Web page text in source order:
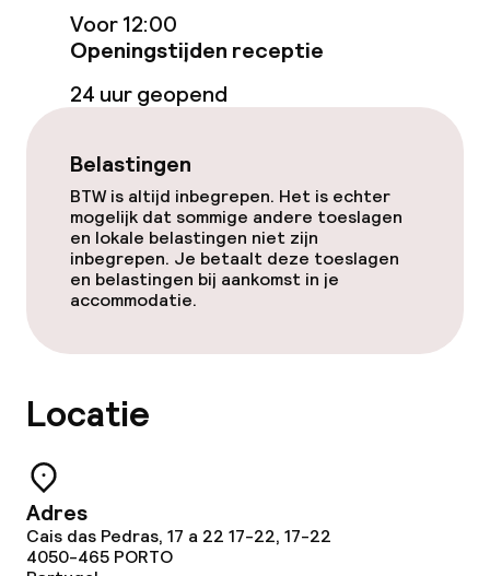
Ontbijtbuffet
Roomservice
Dieetopties
Glutenvrije opties
Schoonmaakvoorzieningen
Beleid
Voor 12:00
Openingstijden receptie
24 uur geopend
Belastingen
BTW is altijd inbegrepen. Het is echter
mogelijk dat sommige andere toeslagen
en lokale belastingen niet zijn
inbegrepen. Je betaalt deze toeslagen
en belastingen bij aankomst in je
accommodatie.
Locatie
Adres
Cais das Pedras, 17 a 22 17-22, 17-22
4050-465 PORTO